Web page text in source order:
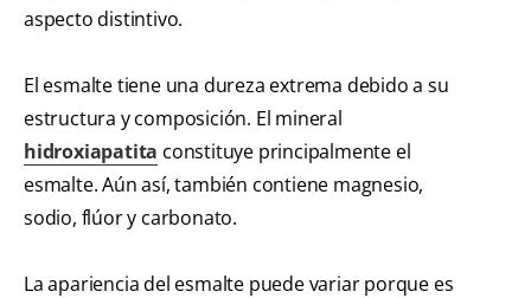
aspecto distintivo.
El esmalte tiene una dureza extrema debido a su
estructura y composición. El mineral
hidroxiapatita constituye principalmente el
esmalte. Aún así, también contiene magnesio,
sodio, flúor y carbonato.
La apariencia del esmalte puede variar porque es